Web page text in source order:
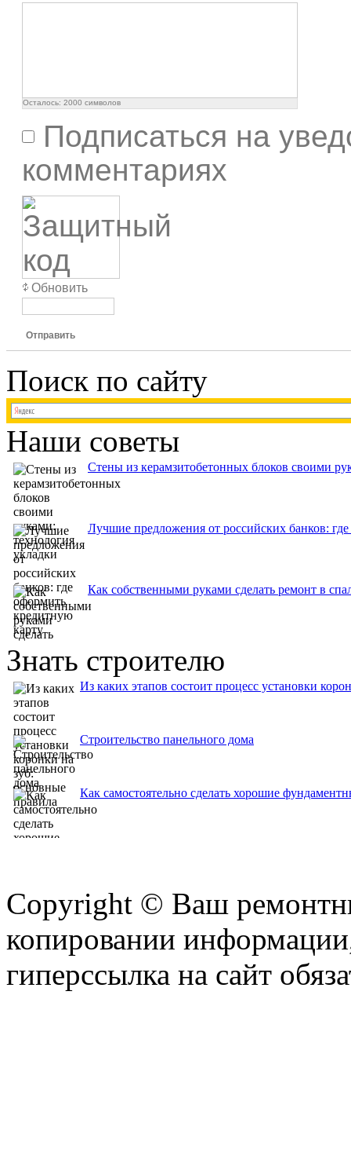
Осталось: 2000 символов
Подписаться на
комментариях
Обновить
Отправить
Поиск по сайту
Наши советы
Стены из керамзитобетонных блоков своими
Лучшие предложения от российских банков:
Как собственными руками сделать ремонт в
Знать строителю
Из каких этапов состоит процесс установки
Строительство панельного дома
Как самостоятельно сделать хорошие
Copyright © Ваш
копировании
гиперссылка на сайт